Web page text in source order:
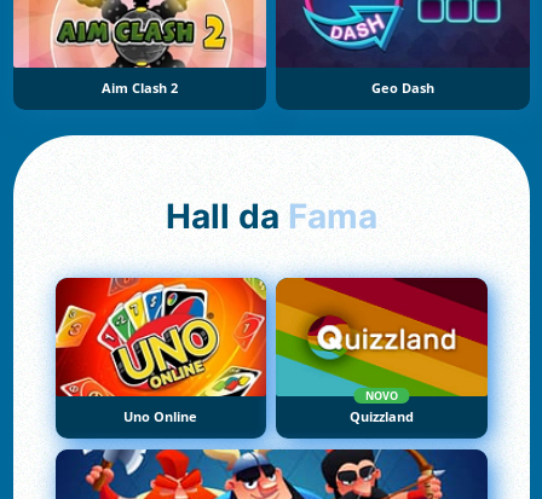
Aim Clash 2 Geo Dash
Hall da Fama
Uno Online
NOVO
Quizzland